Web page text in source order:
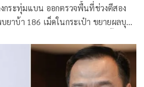
กระทุ่มแบน ออกตรวจพื้นที่ช่วงตีสอง
าบ้า 186 เม็ดในกระเป๋า ขยายผลบุก